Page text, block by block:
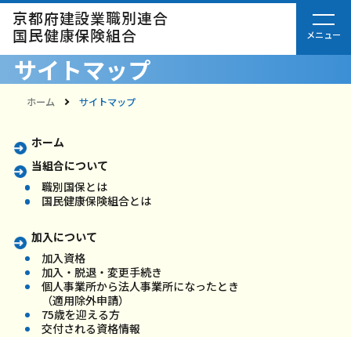
京都府建設業職別連合
国民健康保険組合
サイトマップ
ホーム サイトマップ
ホーム
当組合について
職別国保とは
国民健康保険組合とは
加入について
加入資格
加入・脱退・変更手続き
個人事業所から法人事業所になったとき
（適用除外申請）
75歳を迎える方
交付される資格情報